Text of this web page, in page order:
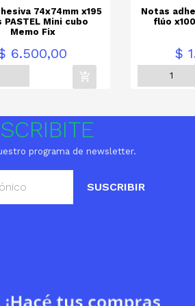
74x74mm x195
PASTEL Mini cubo
Memo Fix
6.500,00
Notas
flúo
$
programa de newsletter.
SUSCRIBIR